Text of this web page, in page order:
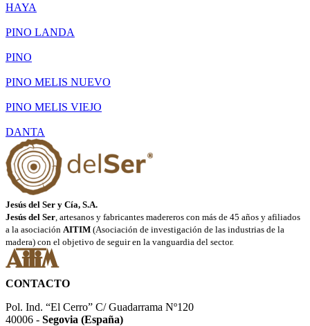
HAYA
PINO LANDA
PINO
PINO MELIS NUEVO
PINO MELIS VIEJO
DANTA
Jesús del Ser y Cía, S.A.
Jesús del Ser , artesanos y fabricantes madereros con más de 45 años y afiliados
a la asociación AITIM (Asociación de investigación de las industrias de la
madera) con el objetivo de seguir en la vanguardia del sector.
CONTACTO
Pol. Ind. “El Cerro” C/ Guadarrama Nº120
40006 - Segovia (España)